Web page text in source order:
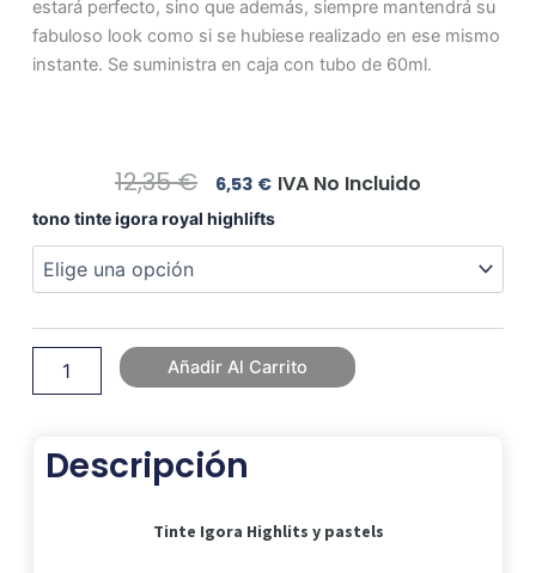
estará perfecto, sino que además, siempre mantendrá su
fabuloso look como si se hubiese realizado en ese mismo
instante. Se suministra en caja con tubo de 60ml.
12,35€ El
Precio
Original
12,35 €.
6,53 €El
Precio
Actual
6,53 €.
IVA No Incluido
tono tinte igora royal highlifts
Tinte
Highlits
cantidad
Añadir Al Carrito
Descripción
Tinte Igora Highlits y pastels